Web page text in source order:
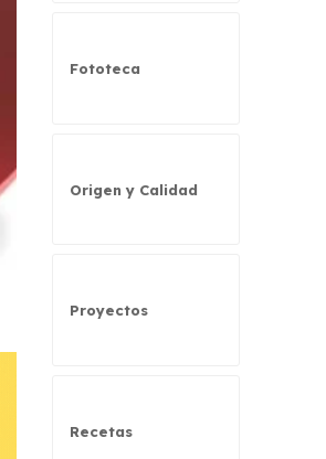
Fototeca
Origen y Calidad
Proyectos
Recetas